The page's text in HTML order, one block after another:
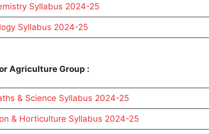
Syllabus 2024-25
Syllabus 2024-25
Agriculture Group :
& Science Syllabus 2024-25
& Horticulture Syllabus 2024-25